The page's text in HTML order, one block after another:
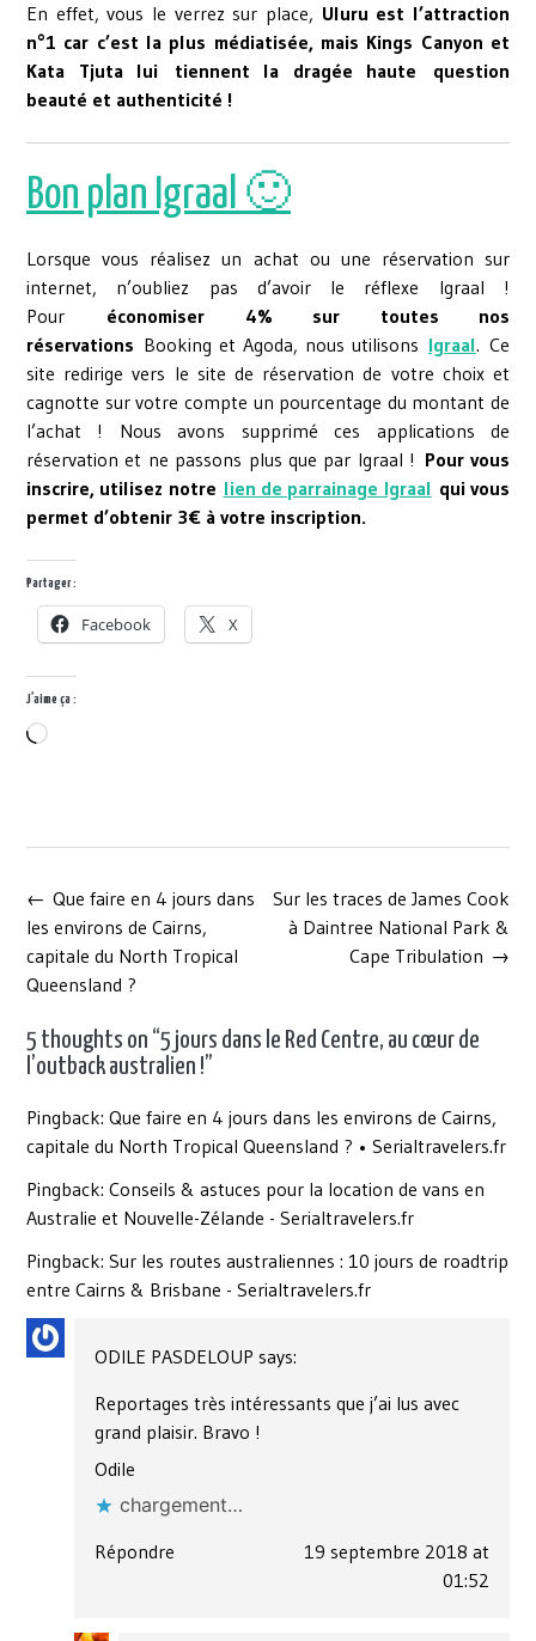
En effet, vous le verrez sur place, Uluru est l’attraction
n°1 car c’est la plus médiatisée, mais Kings Canyon et
Kata Tjuta lui tiennent la dragée haute question
beauté et authenticité !
Bon plan Igraal 🙂
Lorsque vous réalisez un achat ou une réservation sur
internet, n’oubliez pas d’avoir le réflexe Igraal !
Pour économiser 4% sur toutes nos
réservations Booking et Agoda, nous utilisons Igraal. Ce
site redirige vers le site de réservation de votre choix et
cagnotte sur votre compte un pourcentage du montant de
l’achat ! Nous avons supprimé ces applications de
réservation et ne passons plus que par Igraal ! Pour vous
inscrire, utilisez notre lien de parrainage Igraal qui vous
permet d’obtenir 3€ à votre inscription.
Partager :
Facebook X
J’aime ça :
Chargement…
Post
navigation
Sur les traces de James Cook
à Daintree National Park &
Cape Tribulation →
← Que faire en 4 jours dans
les environs de Cairns,
capitale du North Tropical
Queensland ?
5 thoughts on “5 jours dans le Red Centre, au cœur de
l’outback australien !”
Pingback: Que faire en 4 jours dans les environs de Cairns,
capitale du North Tropical Queensland ? • Serialtravelers.fr
Pingback: Conseils & astuces pour la location de vans en
Australie et Nouvelle-Zélande - Serialtravelers.fr
Pingback: Sur les routes australiennes : 10 jours de roadtrip
entre Cairns & Brisbane - Serialtravelers.fr
ODILE PASDELOUP says:
Reportages très intéressants que j’ai lus avec
grand plaisir. Bravo !
Odile
chargement…
Répondre
19 septembre 2018 at
01:52